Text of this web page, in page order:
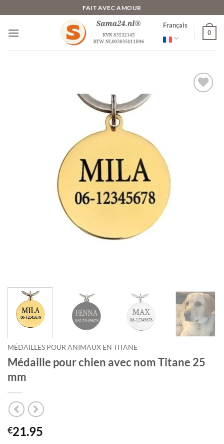
au
contenu
FAIT AVEC AMOUR
Français
0
MÉDAILLES POUR ANIMAUX EN TITANE
Médaille pour chien avec nom Titane 25
mm
€21.95